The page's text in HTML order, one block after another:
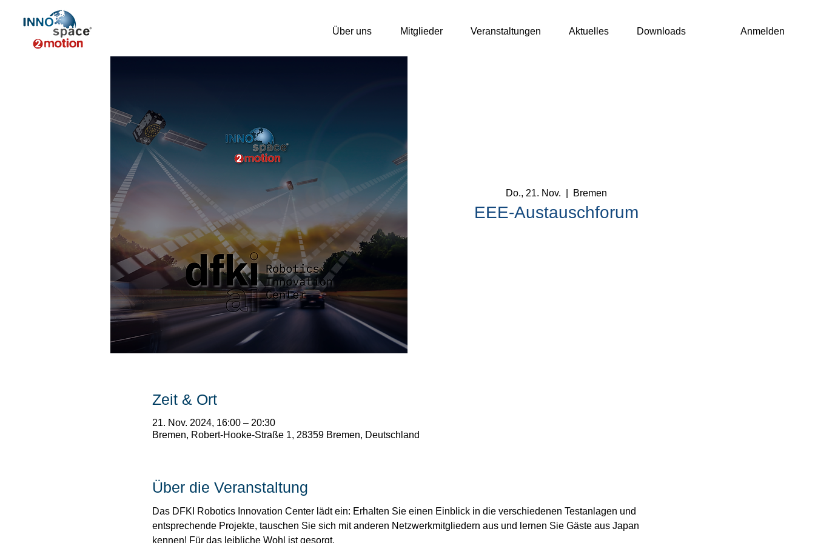
Über uns Mitglieder Veranstaltungen Aktuelles Downloads Anmelden
Do., 21. Nov. Bremen
EEE-Austauschforum
Zeit & Ort
21. Nov. 2024, 16:00 – 20:30
Bremen, Robert-Hooke-Straße 1, 28359 Bremen, Deutschland
Über die Veranstaltung
Das DFKI Robotics Innovation Center lädt ein: Erhalten Sie einen Einblick in die verschiedenen Testanlagen und
entsprechende Projekte, tauschen Sie sich mit anderen Netzwerkmitgliedern aus und lernen Sie Gäste aus Japan
kennen! Für das leibliche Wohl ist gesorgt.